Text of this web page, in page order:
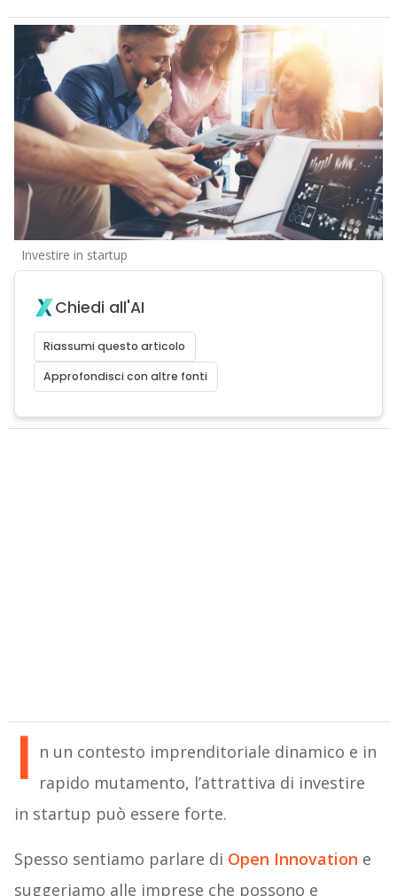
Investire in startup
Chiedi all'AI
Riassumi questo articolo
Approfondisci con altre fonti
I n un contesto imprenditoriale dinamico e in
rapido mutamento, l’attrattiva di investire
in startup può essere forte.
Spesso sentiamo parlare di Open Innovation e
suggeriamo alle imprese che possono e